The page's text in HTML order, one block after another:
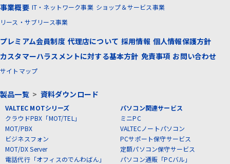
事業概要 IT・ネットワーク事業 ショップ＆サービス事業
リース・サブリース事業
プレミアム会員制度 代理店について 採用情報 個人情報保護方針
カスタマーハラスメントに対する基本方針 免責事項 お問い合わせ
サイトマップ
製品一覧> 資料ダウンロード
VALTEC MOTシリーズ
クラウドPBX「MOT/TEL」
MOT/PBX
ビジネスフォン
MOT/DX Server
電話代行「オフィスのでんわばん」
パソコン関連サービス
ミニPC
VALTECノートパソコン
PCサポート保守サービス
定額パソコン保守サービス
パソコン通販「PCバル」